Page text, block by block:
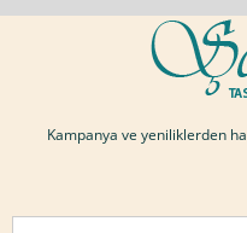
Kampanya ve yeniliklerden